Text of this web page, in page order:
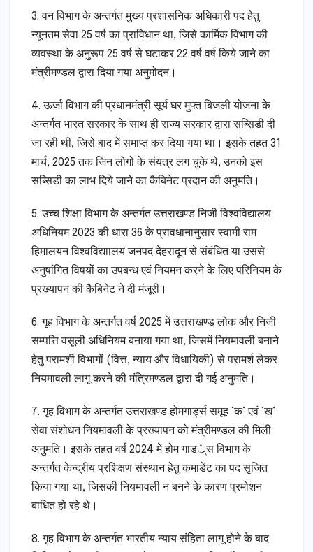
3. वन विभाग के अन्तर्गत मुख्य प्रशासनिक अधिकारी पद हेतु
न्यूनतम सेवा 25 वर्ष का प्राविधान था, जिसे कार्मिक विभाग की
व्यवस्था के अनुरूप 25 वर्ष से घटाकर 22 वर्ष वर्ष किये जाने का
मंत्रीमण्डल द्वारा दिया गया अनुमोदन।
4. ऊर्जा विभाग की प्रधानमंत्री सूर्य घर मुफ्त बिजली योजना के
अन्तर्गत भारत सरकार के साथ ही राज्य सरकार द्वारा सब्सिडी दी
जा रही थी, जिसे बाद में समाप्त कर दिया गया था। इसके तहत 31
मार्च, 2025 तक जिन लोगों के संयत्र लग चुके थे, उनको इस
सब्सिडी का लाभ दिये जाने का कैबिनेट प्रदान की अनुमति।
5. उच्च शिक्षा विभाग के अन्तर्गत उत्तराखण्ड निजी विश्वविद्यालय
अधिनियम 2023 की धारा 36 के प्रावधानानुसार स्वामी राम
हिमालयन विश्वविद्याालय जनपद देहरादून से संबंधित या उससे
अनुषांगित विषयों का उपबन्ध एवं नियमन करने के लिए परिनियम के
प्रख्यापन की कैबिनेट ने दी मंजूरी।
6. गृह विभाग के अन्तर्गत वर्ष 2025 में उत्तराखण्ड लोक और निजी
सम्पत्ति वसूली अधिनियम बनाया गया था, जिसमें नियमावली बनाने
हेतु परामर्शी विभागों (वित्त, न्याय और विधायिकी) से परामर्श लेकर
नियमावली लागू करने की मंत्रिमण्डल द्वारा दी गई अनुमति।
7. गृह विभाग के अन्तर्गत उत्तराखण्ड होमगार्ड्स समूह ‘क‘ एवं ‘ख‘
सेवा संशोधन नियमावली के प्रख्यापन को मंत्रीमण्डल की मिली
अनुमति। इसके तहत वर्ष 2024 में होम गाडर््स विभाग के
अन्तर्गत केन्द्रीय प्रशिक्षण संस्थान हेतु कमाडेंट का पद सृजित
किया गया था, जिसकी नियमावली न बनने के कारण प्रमोशन
बाधित हो रहे थे।
8. गृह विभाग के अन्तर्गत भारतीय न्याय संहिता लागू होने के बाद